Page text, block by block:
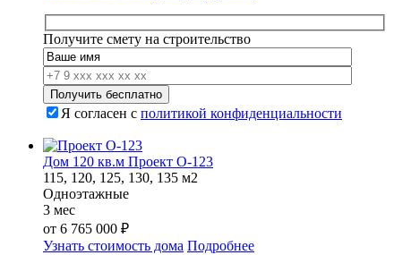
Получите смету на строительство
Я согласен с политикой конфиденциальности
Дом 120 кв.м Проект О-123
115, 120, 125, 130, 135 м2
Одноэтажные
3 мес
от 6 765 000 ₽
Узнать стоимость дома Подробнее